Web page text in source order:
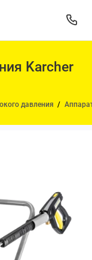
Karcher
давления